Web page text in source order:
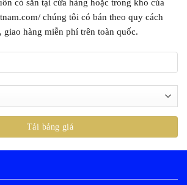
có sẵn tại cửa hàng hoặc trong kho của
chúng tôi có bán theo quy cách
giao hàng miễn phí trên toàn quốc.